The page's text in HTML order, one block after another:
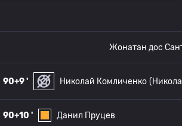
Жонатан дос
90+9 ' Николай Комличенко
90+10 ' Данил Пруцев